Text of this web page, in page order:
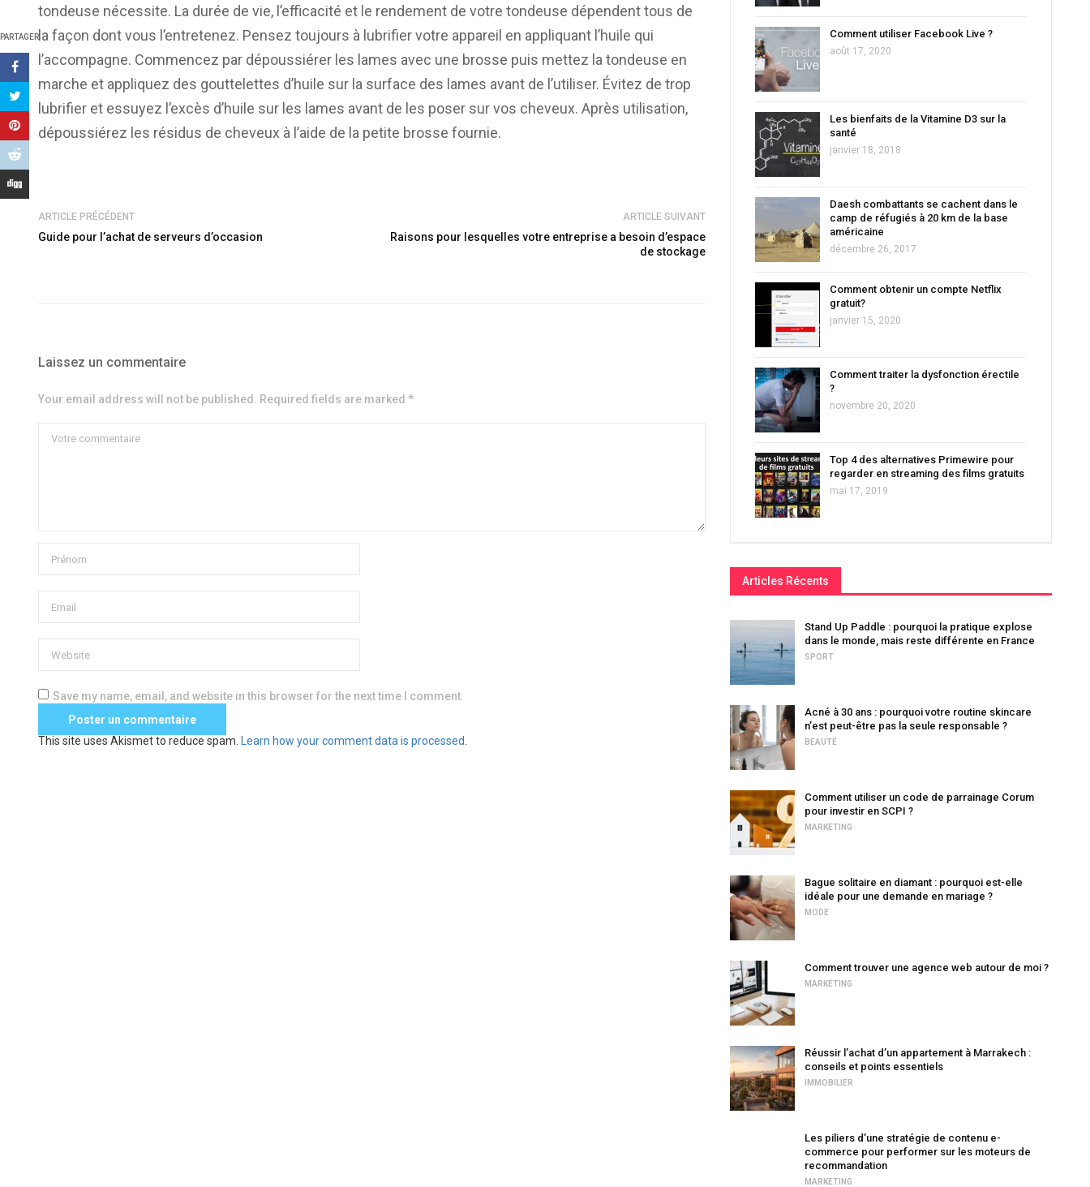
PARTAGER
tondeuse nécessite. La durée de vie, l’efficacité et le rendement de votre tondeuse dépendent tous de
la façon dont vous l’entretenez. Pensez toujours à lubrifier votre appareil en appliquant l’huile qui
l’accompagne. Commencez par dépoussiérer les lames avec une brosse puis mettez la tondeuse en
marche et appliquez des gouttelettes d’huile sur la surface des lames avant de l’utiliser. Évitez de trop
lubrifier et essuyez l’excès d’huile sur les lames avant de les poser sur vos cheveux. Après utilisation,
dépoussiérez les résidus de cheveux à l’aide de la petite brosse fournie.
ARTICLE PRÉCÉDENT
Guide pour l’achat de serveurs d’occasion
ARTICLE SUIVANT
Raisons pour lesquelles votre entreprise a besoin d’espace
de stockage
Laissez un commentaire
Your email address will not be published. Required fields are marked *
Save my name, email, and website in this browser for the next time I comment.
This site uses Akismet to reduce spam. Learn how your comment data is processed
Comment utiliser Facebook Live ?
août 17, 2020
Les bienfaits de la Vitamine D3 sur la
santé
janvier 18, 2018
Daesh combattants se cachent dans le
camp de réfugiés à 20 km de la base
américaine
décembre 26, 2017
Comment obtenir un compte Netflix
gratuit?
janvier 15, 2020
Comment traiter la dysfonction érectile
?
novembre 20, 2020
Top 4 des alternatives Primewire pour
regarder en streaming des films gratuits
mai 17, 2019
Articles Récents
Stand Up Paddle : pourquoi la pratique explose
dans le monde, mais reste différente en France
SPORT
Acné à 30 ans : pourquoi votre routine skincare
n’est peut-être pas la seule responsable ?
BEAUTÉ
Comment utiliser un code de parrainage Corum
pour investir en SCPI ?
MARKETING
Bague solitaire en diamant : pourquoi est-elle
idéale pour une demande en mariage ?
MODE
Comment trouver une agence web autour de moi ?
MARKETING
Réussir l’achat d’un appartement à Marrakech :
conseils et points essentiels
IMMOBILIER
Les piliers d’une stratégie de contenu e-
commerce pour performer sur les moteurs de
recommandation
MARKETING